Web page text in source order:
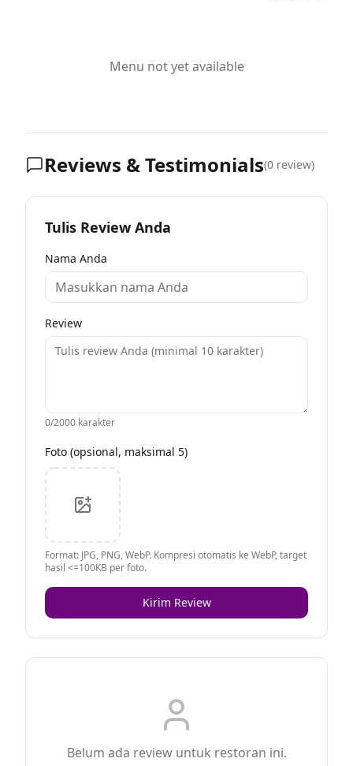
Menu not yet available
Reviews & Testimonials(0 review)
Tulis Review Anda
Nama Anda
Review
0/2000 karakter
Foto (opsional, maksimal 5)
Format: JPG, PNG, WebP. Kompresi otomatis ke WebP, target
hasil <=100KB per foto.
Kirim Review
Belum ada review untuk restoran ini.